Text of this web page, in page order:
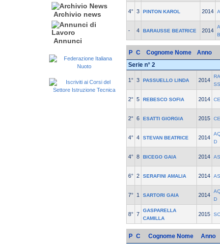
Archivio news
Annunci
4° 3 PINTON KAROL 2014
- 4 BARAUSSE BEATRICE 2014
P C Cognome Nome
Anno
Serie n° 2
1° 3 PASSUELLO LINDA 2014
2° 5 REBESCO SOFIA 2014
2° 6 ESATTI GIORGIA 2015
4° 4 STEVAN BEATRICE 2014
D
4° 8 BICEGO GAIA 2014
6° 2 SERAFINI AMALIA 2014
7° 1 SARTORI GAIA 2014
D
8° 7
GASPARELLA
CAMILLA
2015
P C Cognome Nome
Anno